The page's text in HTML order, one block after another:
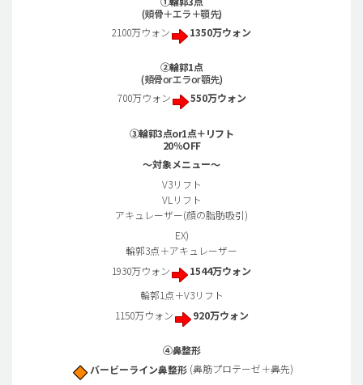
(頬骨＋エラ＋顎先)
2100万ウォン
1350万ウォン
②輪郭1点
(頬骨orエラor顎先)
700万ウォン
550万ウォン
③輪郭3点or1点＋リフト
20％OFF
～対象メニュー～
V3リフト
VLリフト
アキュレーザー(顔の脂肪吸引)
EX)
輪郭3点＋アキュレーザー
1930万ウォン
1544万ウォン
輪郭1点＋V3リフト
1150万ウォン
920万ウォン
④鼻整形
バービーライン鼻整形(鼻筋プロテーゼ＋鼻先)